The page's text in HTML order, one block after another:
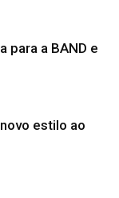
para a BAND e
estilo ao